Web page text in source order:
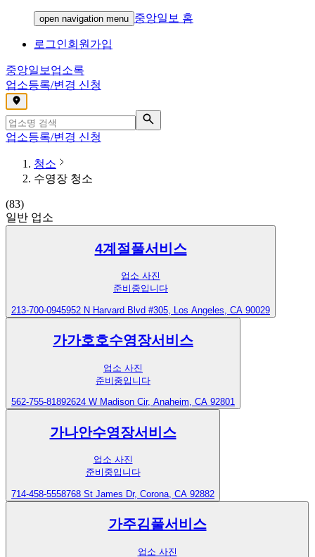
open navigation menu 중앙일보 홈
로그인회원가입
중앙일보 업소록
업소등록/변경 신청
,
업소등록/변경 신청
청소
수영장 청소
(83)
일반 업소
4계절풀서비스
업소 사진
준비중입니다
213-700-0945952 N Harvard Blvd #305, Los Angeles, CA 90029
가가호호수영장서비스
업소 사진
준비중입니다
562-755-81892624 W Madison Cir, Anaheim, CA 92801
가나안수영장서비스
업소 사진
준비중입니다
714-458-5558768 St James Dr, Corona, CA 92882
가주김풀서비스
업소 사진